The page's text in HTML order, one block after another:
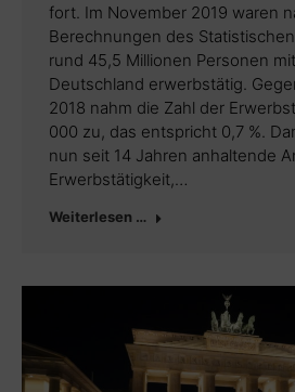
fort. Im November 2019 waren
Berechnungen des
rund 45,5 Millionen Personen
Deutschland erwerbstätig.
2018 nahm die Zahl der
000 zu, das entspricht 0,7 %.
nun seit 14 Jahren anhaltende
Erwerbstätigkeit,…
Weiterlesen …